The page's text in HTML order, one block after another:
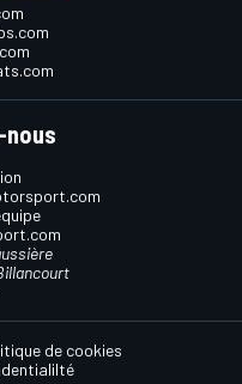
de cookies